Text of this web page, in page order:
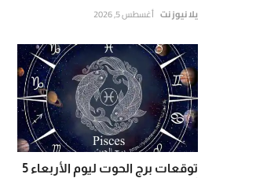
يلا نيوز نت أغسطس 5, 2026
توقعات برج الحوت ليوم الأربعاء 5